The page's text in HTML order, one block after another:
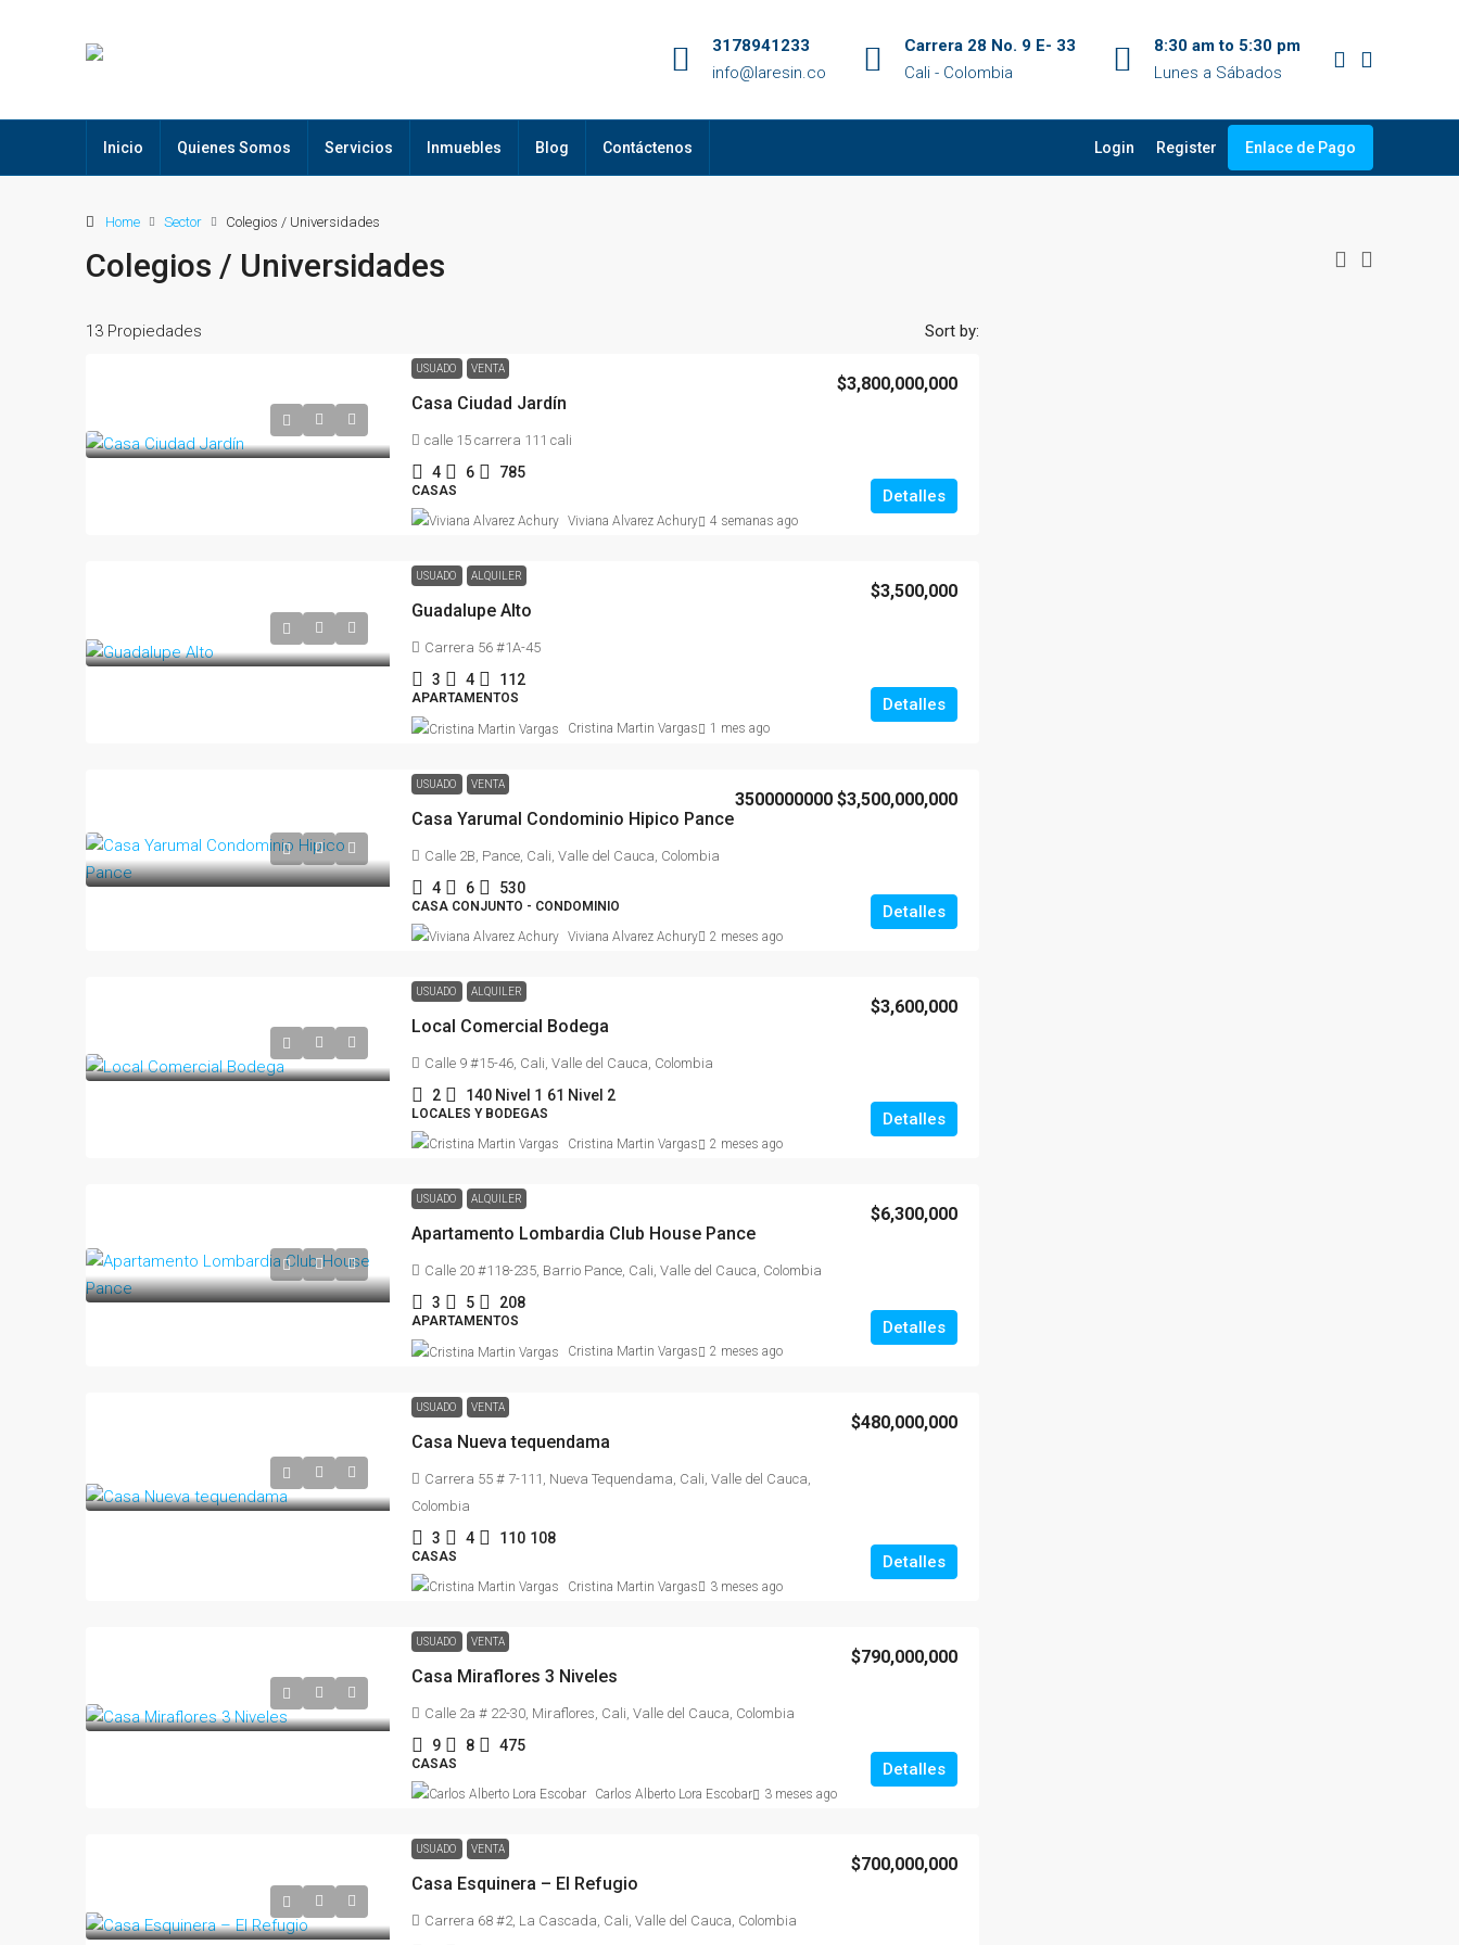
3178941233
info@laresin.co
Carrera 28 No. 9 E- 33
Cali - Colombia
8:30 am to 5:30 pm
Lunes a Sábados
Inicio Quienes Somos Servicios Inmuebles Blog Contáctenos Login Register Enlace de Pago
Home Sector Colegios / Universidades
Colegios / Universidades
13 Propiedades Sort by:
USUADO VENTA
Casa Ciudad Jardín
$3,800,000,000
calle 15 carrera 111 cali
4 6 785
CASAS Detalles
Viviana Alvarez Achury 4 semanas ago
USUADO ALQUILER
Guadalupe Alto
$3,500,000
Carrera 56 #1A-45
3 4 112
APARTAMENTOS Detalles
Cristina Martin Vargas 1 mes ago
USUADO VENTA
Casa Yarumal Condominio Hipico Pance
3500000000 $3,500,000,000
Calle 2B, Pance, Cali, Valle del Cauca, Colombia
4 6 530
CASA CONJUNTO - CONDOMINIO Detalles
Viviana Alvarez Achury 2 meses ago
USUADO ALQUILER
Local Comercial Bodega
$3,600,000
Calle 9 #15-46, Cali, Valle del Cauca, Colombia
2 140 Nivel 1 61 Nivel 2
LOCALES Y BODEGAS Detalles
Cristina Martin Vargas 2 meses ago
USUADO ALQUILER
Apartamento Lombardia Club House Pance
$6,300,000
Calle 20 #118-235, Barrio Pance, Cali, Valle del Cauca, Colombia
3 5 208
APARTAMENTOS Detalles
Cristina Martin Vargas 2 meses ago
USUADO VENTA
Casa Nueva tequendama
$480,000,000
Carrera 55 # 7-111, Nueva Tequendama, Cali, Valle del Cauca,
Colombia
3 4 110 108
CASAS Detalles
Cristina Martin Vargas 3 meses ago
USUADO VENTA
Casa Miraflores 3 Niveles
$790,000,000
Calle 2a # 22-30, Miraflores, Cali, Valle del Cauca, Colombia
9 8 475
CASAS Detalles
Carlos Alberto Lora Escobar 3 meses ago
USUADO VENTA
Casa Esquinera – El Refugio
$700,000,000
Carrera 68 #2, La Cascada, Cali, Valle del Cauca, Colombia